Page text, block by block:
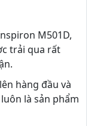
M501D,
trải qua rất
hàng đầu và
là sản phẩm